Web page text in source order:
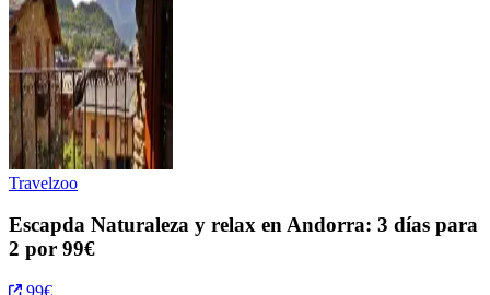
Travelzoo
Escapda Naturaleza y relax en Andorra: 3 días para
2 por 99€